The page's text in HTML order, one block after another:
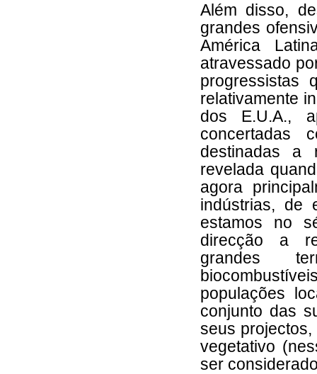
Além disso,
grandes
América
atravessado
progressistas
relativamente
dos E.U.A.,
concertadas
destinadas a
revelada
agora
indústrias, de
estamos no
direcção a
grandes
populações
conjunto das
seus
vegetativo
ser